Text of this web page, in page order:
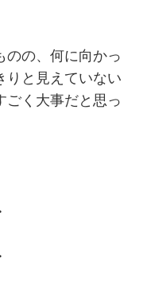
のの、何に向かっ
りと見えていない
ごく大事だと思っ